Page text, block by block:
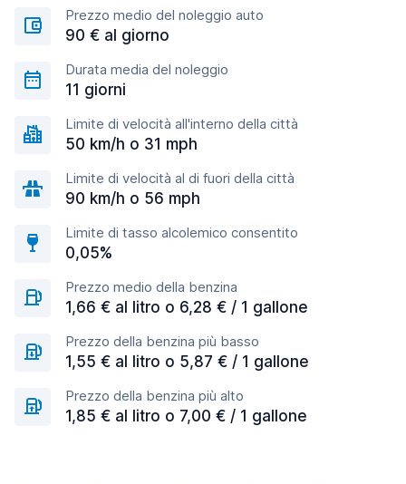
Prezzo medio del noleggio auto
90 € al giorno
Durata media del noleggio
11 giorni
Limite di velocità all'interno della città
50 km/h o 31 mph
Limite di velocità al di fuori della città
90 km/h o 56 mph
Limite di tasso alcolemico consentito
0,05%
Prezzo medio della benzina
1,66 € al litro o 6,28 € / 1 gallone
Prezzo della benzina più basso
1,55 € al litro o 5,87 € / 1 gallone
Prezzo della benzina più alto
1,85 € al litro o 7,00 € / 1 gallone